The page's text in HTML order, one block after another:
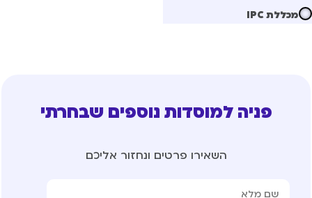
מכללת IPC
פניה למוסדות נוספים שבחרתי
השאירו פרטים ונחזור אליכם